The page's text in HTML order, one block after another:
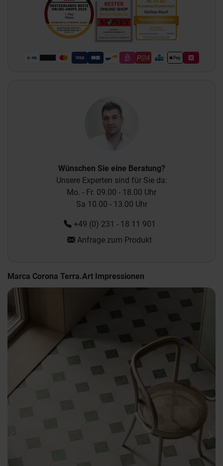
Wünschen Sie eine Beratung?
Unsere Experten sind für Sie da:
Mo. - Fr. 09.00 - 18.00 Uhr
Sa 10.00 - 13.00 Uhr
+49 (0) 231 - 18 11 901
Anfrage zum Produkt
Marca Corona Terra.Art Impressionen